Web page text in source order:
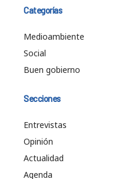
Categorías
Medioambiente
Social
Buen gobierno
Secciones
Entrevistas
Opinión
Actualidad
Agenda